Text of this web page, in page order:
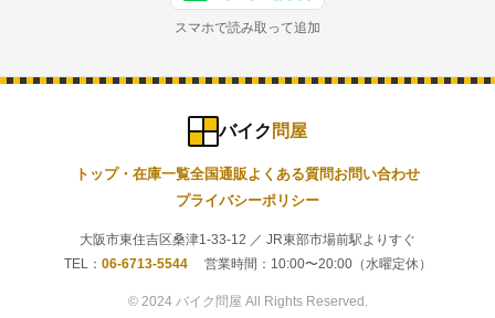
スマホで読み取って追加
バイク 問屋
トップ・在庫一覧全国通販よくある質問お問い合わせ
プライバシーポリシー
大阪市東住吉区桑津1-33-12 ／ JR東部市場前駅よりすぐ
TEL： 06-6713-5544営業時間：10:00〜20:00（水曜定休）
© 2024 バイク問屋 All Rights Reserved.